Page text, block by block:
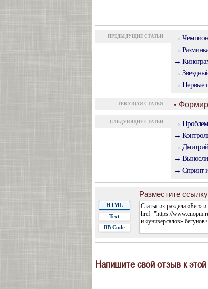
ПРЕДЫДУЩИЕ СТАТЬИ
→
→
→
→
→ Первые
ТЕКУЩАЯ СТАТЬЯ •
СЛЕДУЮЩИЕ СТАТЬИ
→
→
→ Дмитрий
→
→ Спринт
Разместите
HTML
Text
BB Code
Напишите свой отзыв к этой